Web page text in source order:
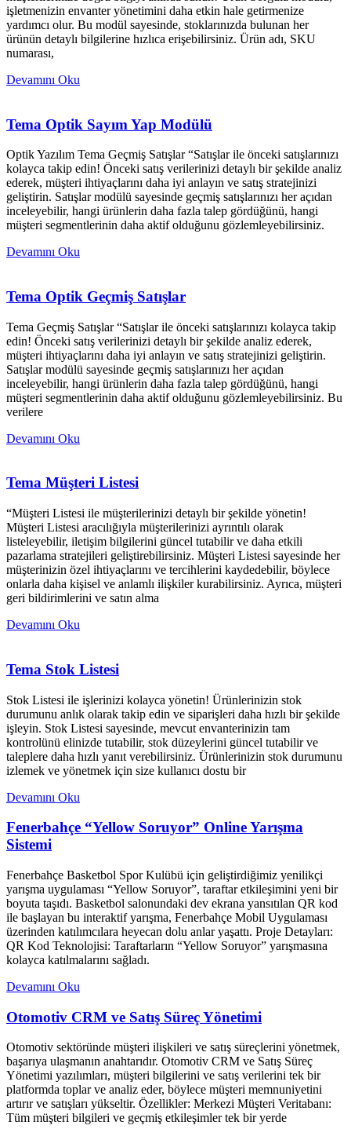
işletmenizin envanter yönetimini daha etkin hale getirmenize
yardımcı olur. Bu modül sayesinde, stoklarınızda bulunan her
ürünün detaylı bilgilerine hızlıca erişebilirsiniz. Ürün adı, SKU
numarası,
Devamını Oku
Tema Optik Sayım Yap Modülü
Optik Yazılım Tema Geçmiş Satışlar “Satışlar ile önceki satışlarınızı
kolayca takip edin! Önceki satış verilerinizi detaylı bir şekilde analiz
ederek, müşteri ihtiyaçlarını daha iyi anlayın ve satış stratejinizi
geliştirin. Satışlar modülü sayesinde geçmiş satışlarınızı her açıdan
inceleyebilir, hangi ürünlerin daha fazla talep gördüğünü, hangi
müşteri segmentlerinin daha aktif olduğunu gözlemleyebilirsiniz.
Devamını Oku
Tema Optik Geçmiş Satışlar
Tema Geçmiş Satışlar “Satışlar ile önceki satışlarınızı kolayca takip
edin! Önceki satış verilerinizi detaylı bir şekilde analiz ederek,
müşteri ihtiyaçlarını daha iyi anlayın ve satış stratejinizi geliştirin.
Satışlar modülü sayesinde geçmiş satışlarınızı her açıdan
inceleyebilir, hangi ürünlerin daha fazla talep gördüğünü, hangi
müşteri segmentlerinin daha aktif olduğunu gözlemleyebilirsiniz. Bu
verilere
Devamını Oku
Tema Müşteri Listesi
“Müşteri Listesi ile müşterilerinizi detaylı bir şekilde yönetin!
Müşteri Listesi aracılığıyla müşterilerinizi ayrıntılı olarak
listeleyebilir, iletişim bilgilerini güncel tutabilir ve daha etkili
pazarlama stratejileri geliştirebilirsiniz. Müşteri Listesi sayesinde her
müşterinizin özel ihtiyaçlarını ve tercihlerini kaydedebilir, böylece
onlarla daha kişisel ve anlamlı ilişkiler kurabilirsiniz. Ayrıca, müşteri
geri bildirimlerini ve satın alma
Devamını Oku
Tema Stok Listesi
Stok Listesi ile işlerinizi kolayca yönetin! Ürünlerinizin stok
durumunu anlık olarak takip edin ve siparişleri daha hızlı bir şekilde
işleyin. Stok Listesi sayesinde, mevcut envanterinizin tam
kontrolünü elinizde tutabilir, stok düzeylerini güncel tutabilir ve
taleplere daha hızlı yanıt verebilirsiniz. Ürünlerinizin stok durumunu
izlemek ve yönetmek için size kullanıcı dostu bir
Devamını Oku
Fenerbahçe “Yellow Soruyor” Online Yarışma
Sistemi
Fenerbahçe Basketbol Spor Kulübü için geliştirdiğimiz yenilikçi
yarışma uygulaması “Yellow Soruyor”, taraftar etkileşimini yeni bir
boyuta taşıdı. Basketbol salonundaki dev ekrana yansıtılan QR kod
ile başlayan bu interaktif yarışma, Fenerbahçe Mobil Uygulaması
üzerinden katılımcılara heyecan dolu anlar yaşattı. Proje Detayları:
QR Kod Teknolojisi: Taraftarların “Yellow Soruyor” yarışmasına
kolayca katılmalarını sağladı.
Devamını Oku
Otomotiv CRM ve Satış Süreç Yönetimi
Otomotiv sektöründe müşteri ilişkileri ve satış süreçlerini yönetmek,
başarıya ulaşmanın anahtarıdır. Otomotiv CRM ve Satış Süreç
Yönetimi yazılımları, müşteri bilgilerini ve satış verilerini tek bir
platformda toplar ve analiz eder, böylece müşteri memnuniyetini
artırır ve satışları yükseltir. Özellikler: Merkezi Müşteri Veritabanı:
Tüm müşteri bilgileri ve geçmiş etkileşimler tek bir yerde